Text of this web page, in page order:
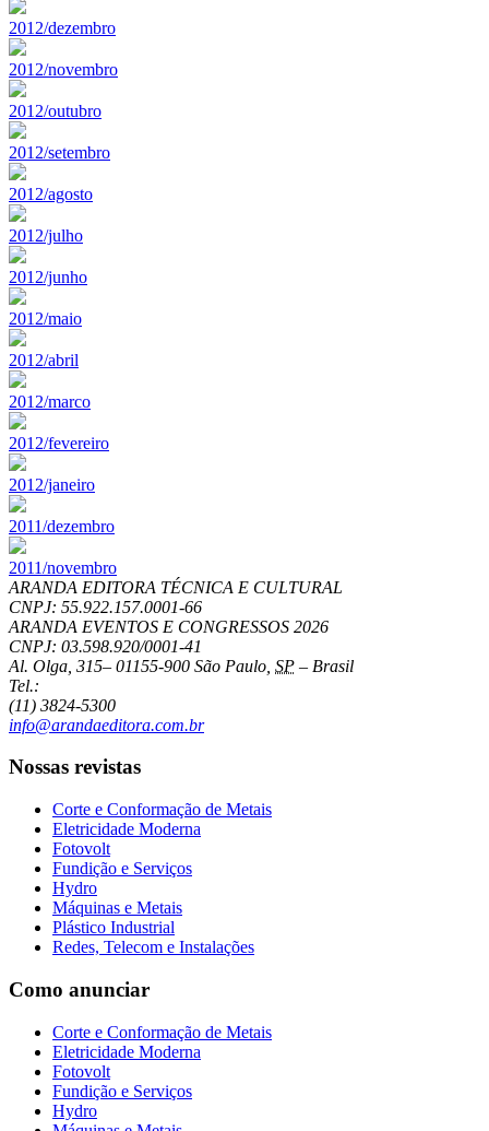
2012/dezembro
2012/novembro
2012/outubro
2012/setembro
2012/agosto
2012/julho
2012/junho
2012/maio
2012/abril
2012/marco
2012/fevereiro
2012/janeiro
2011/dezembro
2011/novembro
ARANDA EDITORA TÉCNICA E CULTURAL
CNPJ: 55.922.157.0001-66
ARANDA EVENTOS E CONGRESSOS 2026
CNPJ: 03.598.920/0001-41
Al. Olga, 315– 01155-900 São Paulo SP – Brasil
Tel.:
(11) 3824-5300
info@arandaeditora.com.br
Nossas revistas
Corte e Conformação de Metais
Eletricidade Moderna
Fotovolt
Fundição e Serviços
Hydro
Máquinas e Metais
Plástico Industrial
Redes, Telecom e Instalações
Como anunciar
Corte e Conformação de Metais
Eletricidade Moderna
Fotovolt
Fundição e Serviços
Hydro